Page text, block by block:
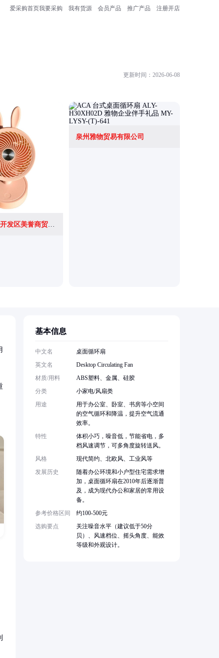
爱采购首页我要采购 我有货源 会员产品 推广产品 注册开店
更新时间：2026-06-08
泉州经济技术开发区美誉商贸有限公司
泉州雅物贸易有限公司
基本信息
中文名
桌面循环扇
英文名
Desktop Circulating Fan
材质/用料
ABS塑料、金属、硅胶
分类
小家电/风扇类
用途
用于办公室、卧室、书房等小空间
的空气循环和降温，提升空气流通
效率。
特性
体积小巧，噪音低，节能省电，多
档风速调节，可多角度旋转送风。
风格
现代简约、北欧风、工业风等
发展历史
随着办公环境和小户型住宅需求增
加，桌面循环扇在2010年后逐渐普
及，成为现代办公和家居的常用设
备。
参考价格区间
约100-500元
选购要点
关注噪音水平（建议低于50分
贝）、风速档位、摇头角度、能效
等级和外观设计。